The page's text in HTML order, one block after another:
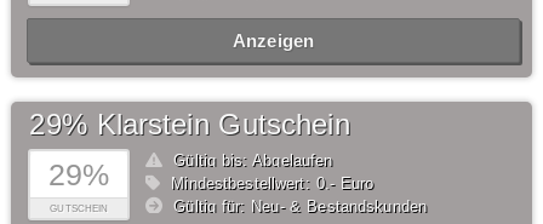
Anzeigen
29%
GUTSCHEIN
29% Klarstein Gutschein
Gültig bis: Abgelaufen
Mindestbestellwert: 0,- Euro
Gültig für: Neu- & Bestandskunden